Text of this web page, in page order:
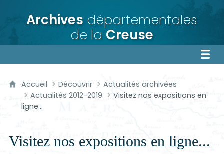
Archives départementales
de la Creuse
Accueil Découvrir
Actualités archivées
Actualités 2012-2019
Visitez nos expositions en
ligne...
Visitez nos expositions en ligne...